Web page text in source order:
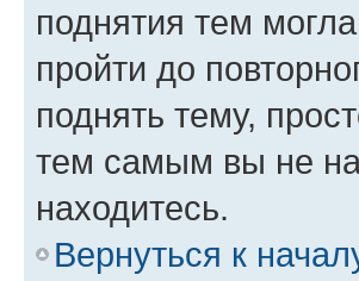
поднятия тем
пройти до
поднять тему,
тем самым вы не
находитесь.
Вернуться к